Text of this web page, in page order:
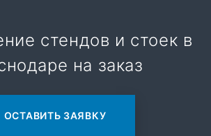
стендов и стоек в
на заказ
ОСТАВИТЬ ЗАЯВКУ